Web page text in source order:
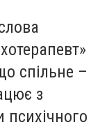
спільне –
з